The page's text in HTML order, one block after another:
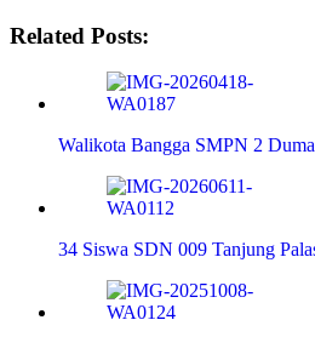
Related Posts:
Walikota Bangga SMPN 2
34 Siswa SDN 009 Tanjung